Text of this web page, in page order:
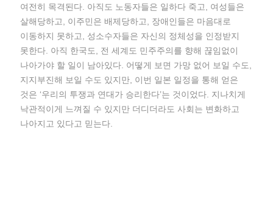
여전히 목격된다. 아직도 노동자들은 일하다 죽고, 여성들은
살해당하고, 이주민은 배제당하고, 장애인들은 마음대로
이동하지 못하고, 성소수자들은 자신의 정체성을 인정받지
못한다. 아직 한국도, 전 세계도 민주주의를 향해 끊임없이
나아가야 할 일이 남아있다. 어떻게 보면 가망 없어 보일 수도,
지지부진해 보일 수도 있지만, 이번 일본 일정을 통해 얻은
것은 ‘우리의 투쟁과 연대가 승리한다’는 것이었다. 지나치게
낙관적이게 느껴질 수 있지만 더디더라도 사회는 변화하고
나아지고 있다고 믿는다.